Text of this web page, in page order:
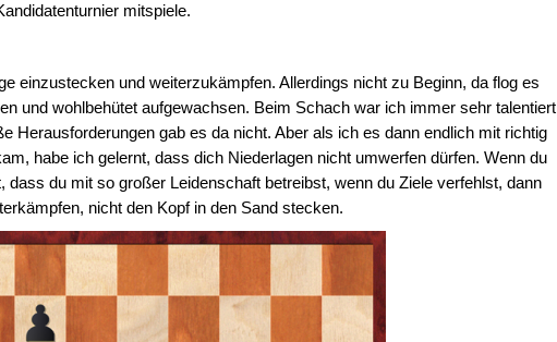
mitspiele.
einzustecken und weiterzukämpfen. Allerdings nicht zu Beginn, da flog es
und wohlbehütet aufgewachsen. Beim Schach war ich immer sehr talentiert
Herausforderungen gab es da nicht. Aber als ich es dann endlich mit richtig
habe ich gelernt, dass dich Niederlagen nicht umwerfen dürfen. Wenn du
dass du mit so großer Leidenschaft betreibst, wenn du Ziele verfehlst, dann
nicht den Kopf in den Sand stecken.